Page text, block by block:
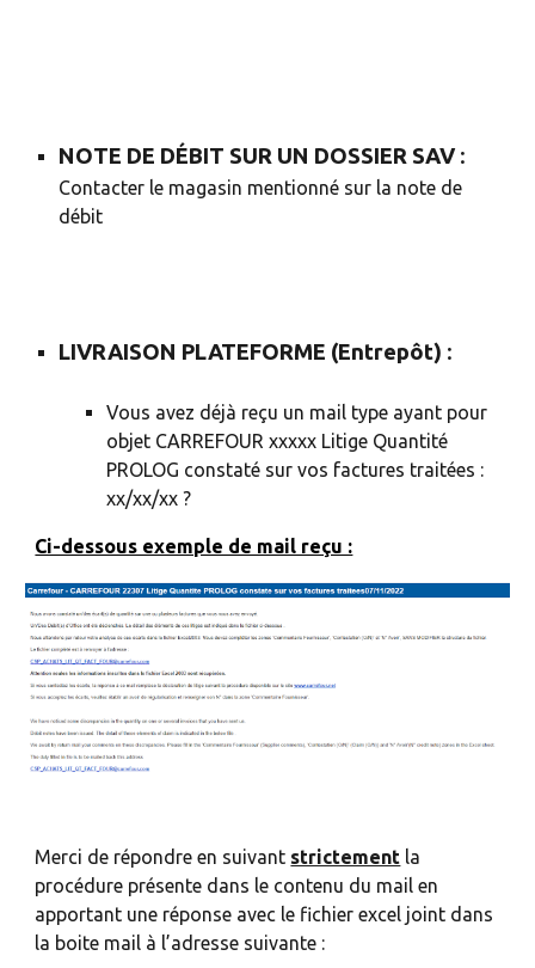
NOTE DE DÉBIT SUR UN DOSSIER SAV:
Contacter le magasin mentionné sur la note de
débit
LIVRAISON PLATEFORME (Entrepôt) :
Vous avez déjà reçu un mail type ayant pour
objet CARREFOUR xxxxx Litige Quantité
PROLOG constaté sur vos factures traitées :
xx/xx/xx ?
Ci-dessous exemple de mail reçu :
Merci de répondre en suivant strictement la
procédure présente dans le contenu du mail en
apportant une réponse avec le fichier excel joint dans
la boite mail à l’adresse suivante :